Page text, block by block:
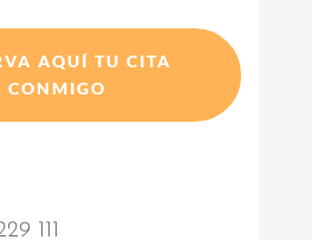
AQUÍ TU CITA
CONMIGO
111